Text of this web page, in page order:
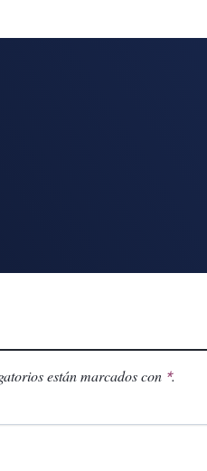
están marcados con *.